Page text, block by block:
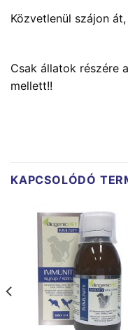
Közvetlenül szájon
Csak állatok részére
mellett!!
KAPCSOLÓDÓ